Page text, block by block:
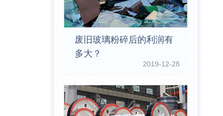
废旧玻璃粉碎后的利润有
多大？
2019-12-28